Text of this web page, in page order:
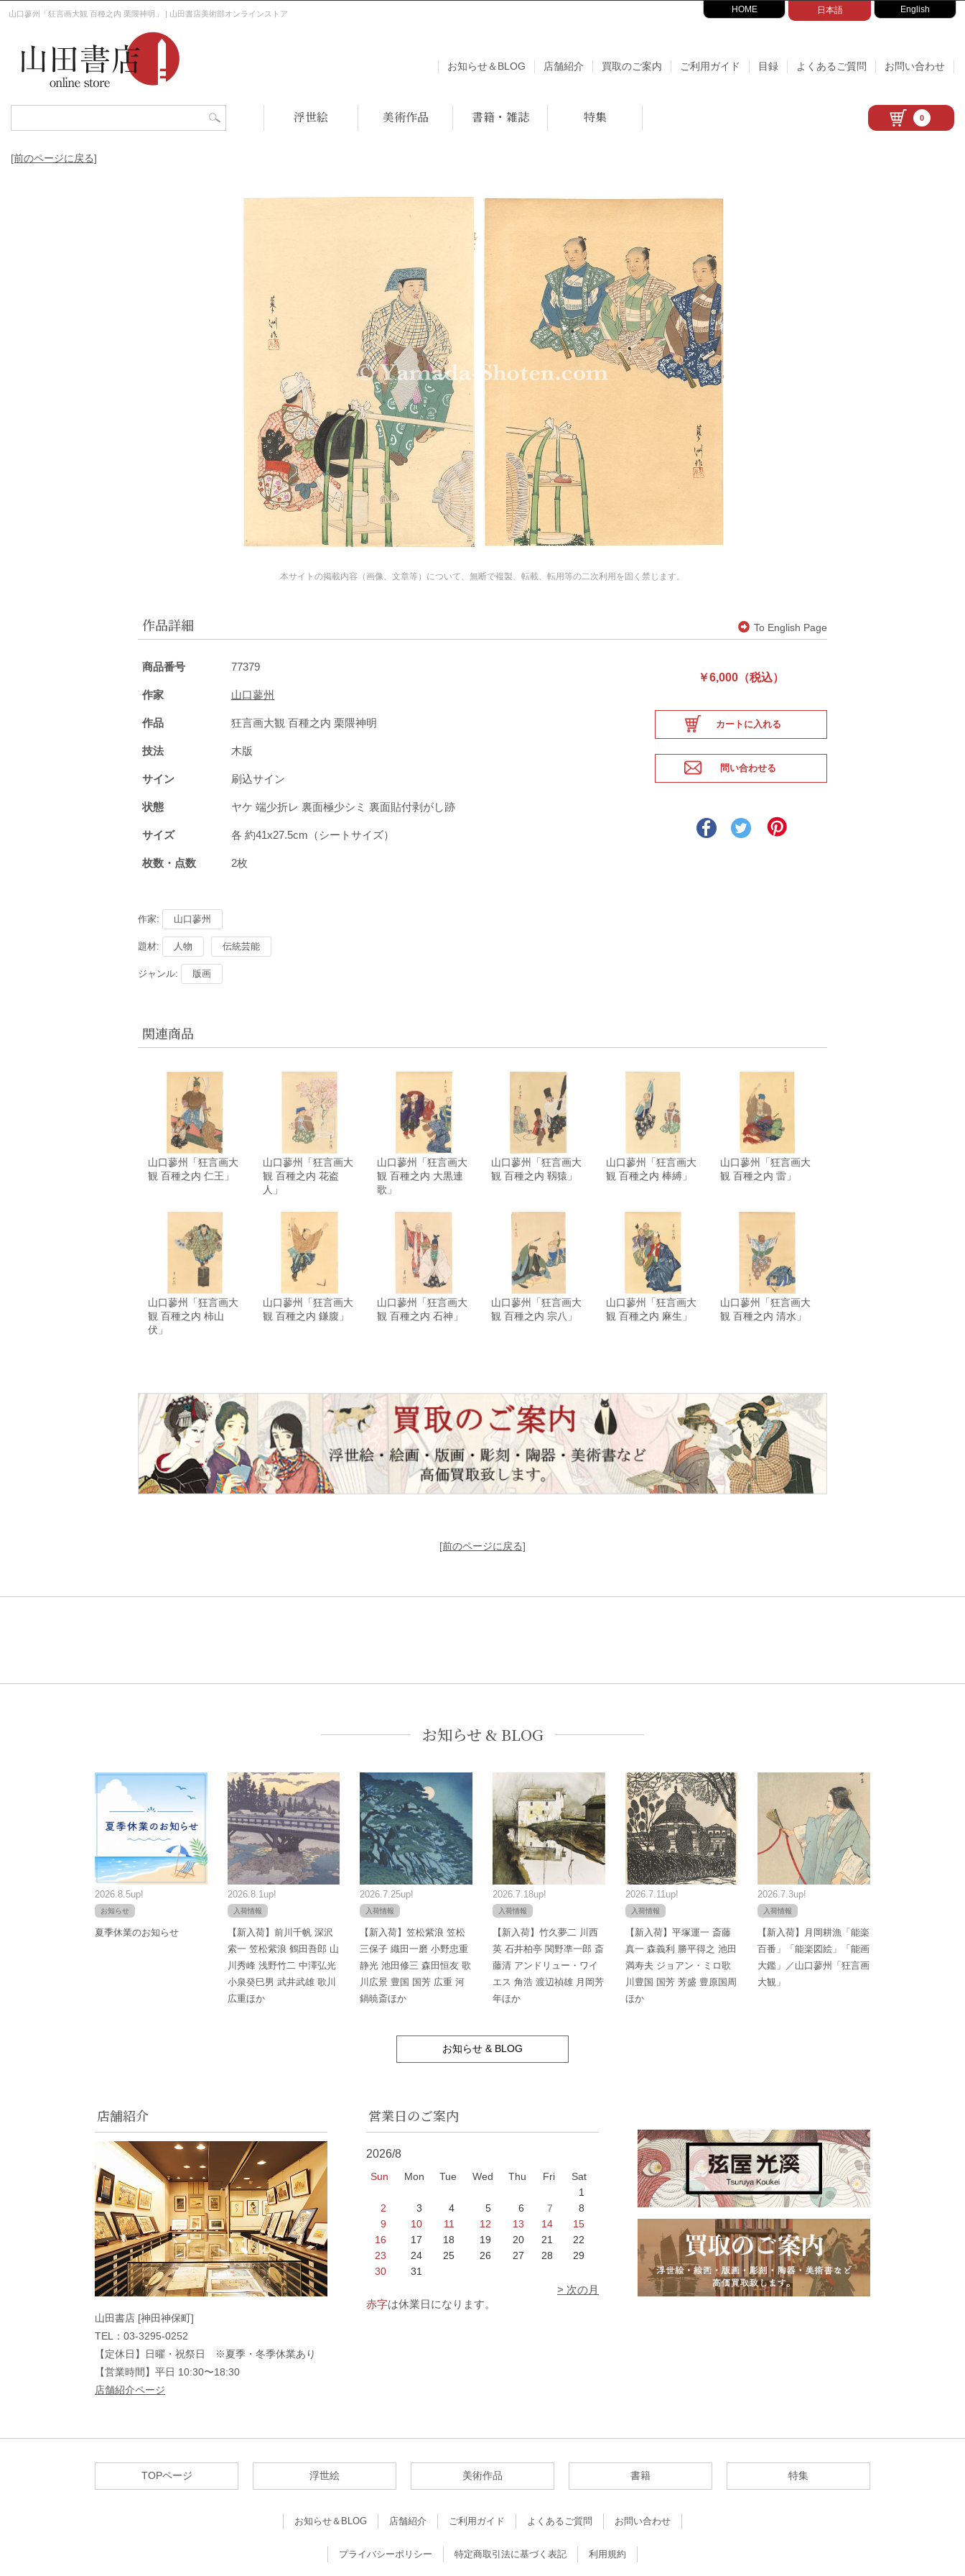
山口蓼州「狂言画大観 百種之内 栗隈神明」 | 山田書店美術部オンラインストア HOME 日本語 English
お知らせ＆BLOG 店舗紹介 買取のご案内 ご利用ガイド 目録 よくあるご質問 お問い合わせ
浮世絵 美術作品 書籍・雑誌 特集 0
[前のページに戻る]
本サイトの掲載内容（画像、文章等）について、無断で複製、転載、転用等の二次利用を固く禁じます。
作品詳細 To English Page
商品番号 77379
作家 山口蓼州
作品 狂言画大観 百種之内 栗隈神明
技法 木版
サイン 刷込サイン
状態 ヤケ 端少折レ 裏面極少シミ 裏面貼付剥がし跡
サイズ 各 約41x27.5cm（シートサイズ）
枚数・点数 2枚
￥6,000（税込）
作家: 山口蓼州
題材: 人物 伝統芸能
ジャンル: 版画
関連商品
山口蓼州「狂言画大
観 百種之内 仁王」
山口蓼州「狂言画大
観 百種之内 花盗
人」
山口蓼州「狂言画大
観 百種之内 大黒連
歌」
山口蓼州「狂言画大
観 百種之内 靱猿」
山口蓼州「狂言画大
観 百種之内 棒縛」
山口蓼州「狂言画大
観 百種之内 雷」
山口蓼州「狂言画大
観 百種之内 柿山
伏」
山口蓼州「狂言画大
観 百種之内 鎌腹」
山口蓼州「狂言画大
観 百種之内 石神」
山口蓼州「狂言画大
観 百種之内 宗八」
山口蓼州「狂言画大
観 百種之内 麻生」
山口蓼州「狂言画大
観 百種之内 清水」
[前のページに戻る]
お知らせ & BLOG
2026.8.5up!
お知らせ
夏季休業のお知らせ
2026.8.1up!
入荷情報
【新入荷】前川千帆 深沢
索一 笠松紫浪 鶴田吾郎 山
川秀峰 浅野竹二 中澤弘光
小泉癸巳男 武井武雄 歌川
広重ほか
2026.7.25up!
入荷情報
【新入荷】笠松紫浪 笠松
三保子 織田一磨 小野忠重
静光 池田修三 森田恒友 歌
川広景 豊国 国芳 広重 河
鍋暁斎ほか
2026.7.18up!
入荷情報
【新入荷】竹久夢二 川西
英 石井柏亭 関野凖一郎 斎
藤清 アンドリュー・ワイ
エス 角浩 渡辺禎雄 月岡芳
年ほか
2026.7.11up!
入荷情報
【新入荷】平塚運一 斎藤
真一 森義利 勝平得之 池田
満寿夫 ジョアン・ミロ歌
川豊国 国芳 芳盛 豊原国周
ほか
2026.7.3up!
入荷情報
【新入荷】月岡耕漁「能楽
百番」「能楽図絵」「能画
大鑑」／山口蓼州「狂言画
大観」
お知らせ & BLOG
店舗紹介
山田書店 [神田神保町]
TEL：03-3295-0252
【定休日】日曜・祝祭日 ※夏季・冬季休業あり
【営業時間】平日 10:30〜18:30
店舗紹介ページ
営業日のご案内
2026/8
Sun Mon Tue Wed Thu Fri
Sat
1
2
3 4 5 6 7
8
9
10 11 12 13 14
15
16
17 18 19 20 21
22
23
24 25 26 27 28
29
30
31
> 次の月
赤字は休業日になります。
TOPページ 浮世絵 美術作品 書籍 特集
お知らせ＆BLOG 店舗紹介 ご利用ガイド よくあるご質問 お問い合わせ
プライバシーポリシー 特定商取引法に基づく表記 利用規約